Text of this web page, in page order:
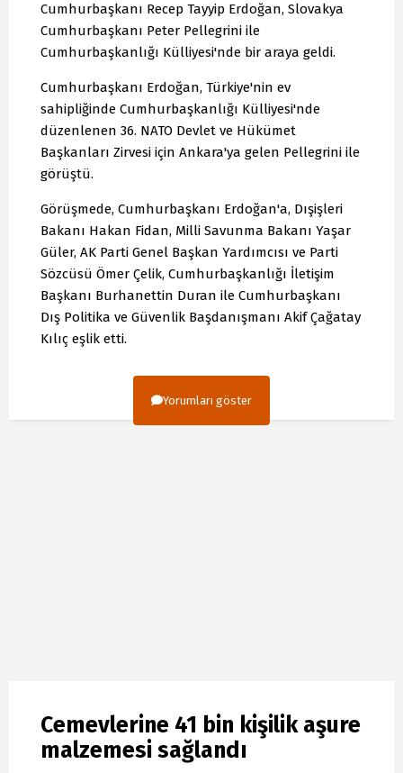
Cumhurbaşkanı Recep Tayyip Erdoğan, Slovakya
Cumhurbaşkanı Peter Pellegrini ile
Cumhurbaşkanlığı Külliyesi'nde bir araya geldi.
Cumhurbaşkanı Erdoğan, Türkiye'nin ev
sahipliğinde Cumhurbaşkanlığı Külliyesi'nde
düzenlenen 36.⁠ ⁠NATO Devlet ve Hükümet
Başkanları Zirvesi için Ankara'ya gelen Pellegrini ile
görüştü.
Görüşmede, Cumhurbaşkanı Erdoğan'a, Dışişleri
Bakanı Hakan Fidan, Milli Savunma Bakanı Yaşar
Güler, AK Parti Genel Başkan Yardımcısı ve Parti
Sözcüsü Ömer Çelik, Cumhurbaşkanlığı İletişim
Başkanı Burhanettin Duran ile Cumhurbaşkanı
Dış Politika ve Güvenlik Başdanışmanı Akif Çağatay
Kılıç eşlik etti.
Yorumları göster
Cemevlerine 41 bin kişilik aşure
malzemesi sağlandı